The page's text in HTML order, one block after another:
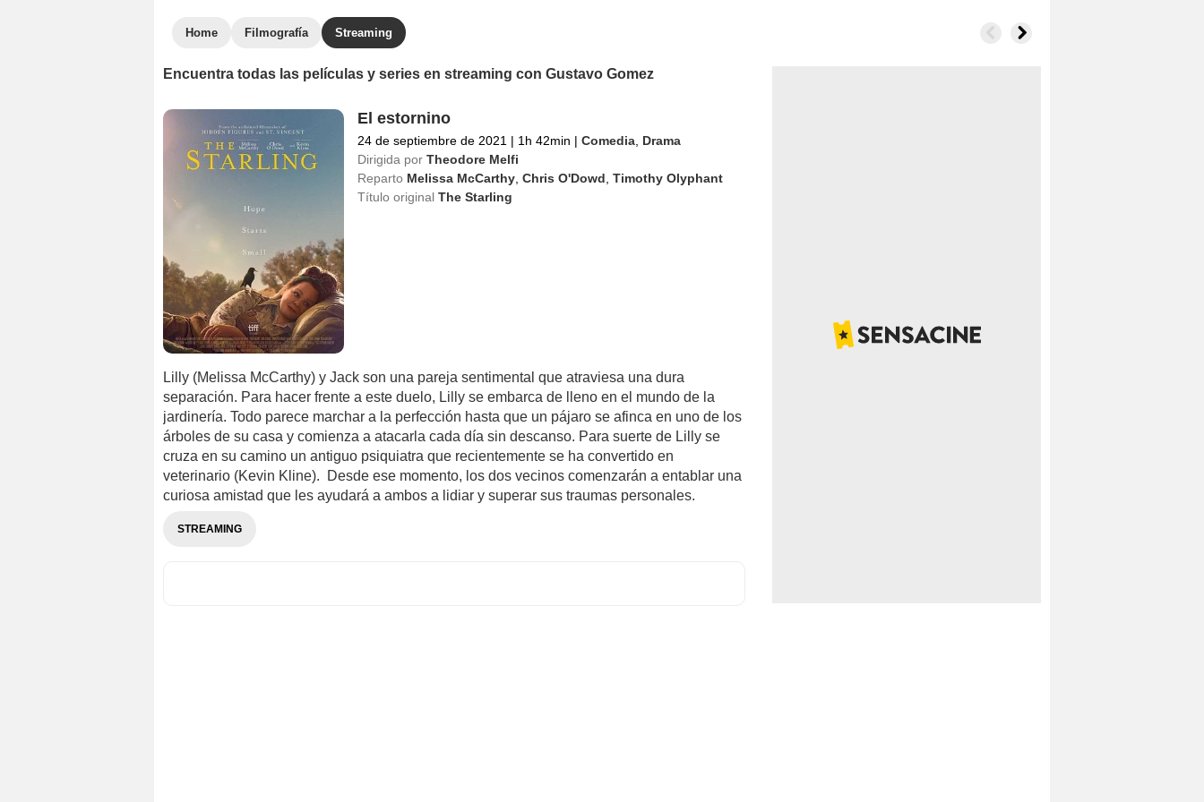
Home Filmografía Streaming
Encuentra todas las películas y series en streaming con Gustavo Gomez
El estornino
24 de septiembre de 2021 | 1h 42min | Comedia, Drama
Dirigida por Theodore Melfi
Reparto Melissa McCarthy, Chris O'Dowd Timothy Olyphant
Título original The Starling
Lilly (Melissa McCarthy) y Jack son una pareja sentimental que atraviesa una dura
separación. Para hacer frente a este duelo, Lilly se embarca de lleno en el mundo de la
jardinería. Todo parece marchar a la perfección hasta que un pájaro se afinca en uno de los
árboles de su casa y comienza a atacarla cada día sin descanso. Para suerte de Lilly se
cruza en su camino un antiguo psiquiatra que recientemente se ha convertido en
veterinario (Kevin Kline). Desde ese momento, los dos vecinos comenzarán a entablar una
curiosa amistad que les ayudará a ambos a lidiar y superar sus traumas personales.
STREAMING